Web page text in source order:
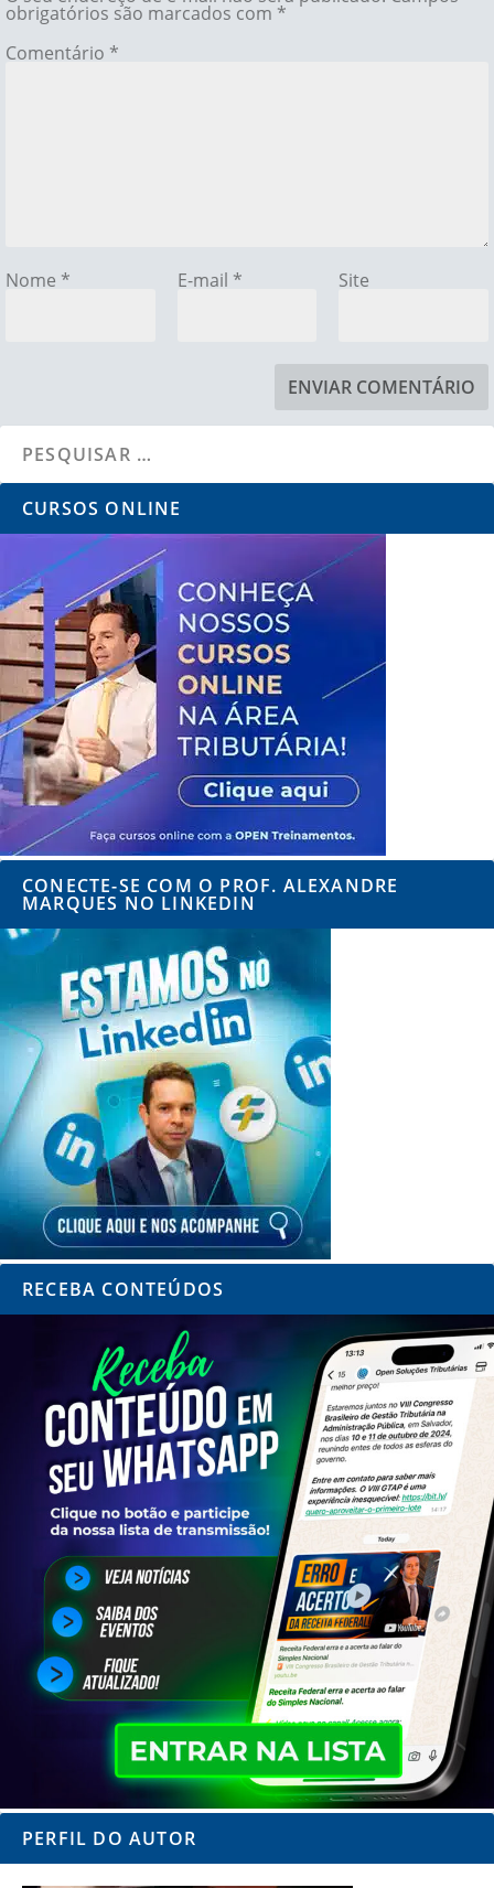
obrigatórios são marcados com *
Comentário *
Nome * E-mail * Site
ENVIAR COMENTÁRIO
CURSOS ONLINE
CONECTE-SE COM O PROF. ALEXANDRE
MARQUES NO LINKEDIN
RECEBA CONTEÚDOS
PERFIL DO AUTOR